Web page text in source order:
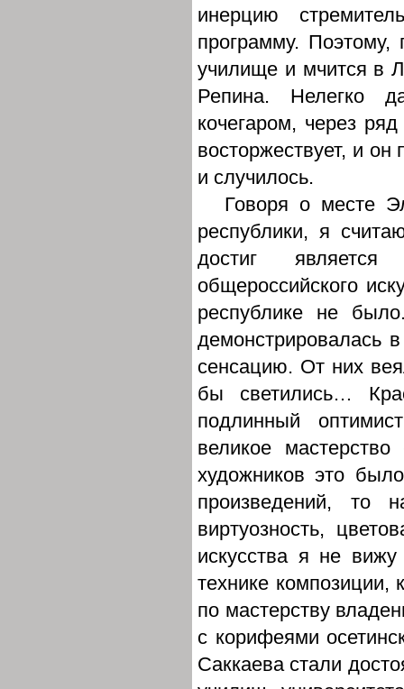
инерцию
программу. Поэтому,
училище и мчится в
Репина. Нелегко
кочегаром, через
восторжествует, и он
и случилось.
Говоря о месте
республики, я
достиг
общероссийского
республике не
демонстрировалась
сенсацию. От них
бы светились…
подлинный
великое
художников это
произведений, то
виртуозность,
искусства я не
технике композиции,
по мастерству
с корифеями
Саккаева стали